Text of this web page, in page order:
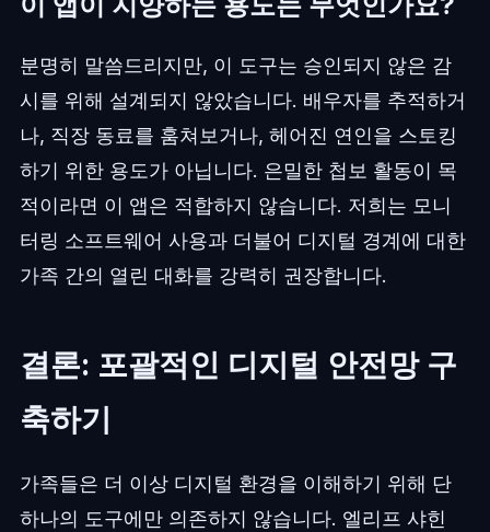
분명히 말씀드리지만, 이 도구는 승인되지 않은 감
시를 위해 설계되지 않았습니다. 배우자를 추적하거
나, 직장 동료를 훔쳐보거나, 헤어진 연인을 스토킹
하기 위한 용도가 아닙니다. 은밀한 첩보 활동이 목
적이라면 이 앱은 적합하지 않습니다. 저희는 모니
터링 소프트웨어 사용과 더불어 디지털 경계에 대한
가족 간의 열린 대화를 강력히 권장합니다.
결론: 포괄적인 디지털 안전망 구
축하기
가족들은 더 이상 디지털 환경을 이해하기 위해 단
하나의 도구에만 의존하지 않습니다. 엘리프 샤힌